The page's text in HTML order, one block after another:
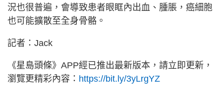
況也很普遍，會導致患者眼眶內出血、腫脹，癌細胞
也可能擴散至全身骨骼。
記者：Jack
《星島頭條》APP經已推出最新版本，請立即更新，
瀏覽更精彩內容： https://bit.ly/3yLrgYZ